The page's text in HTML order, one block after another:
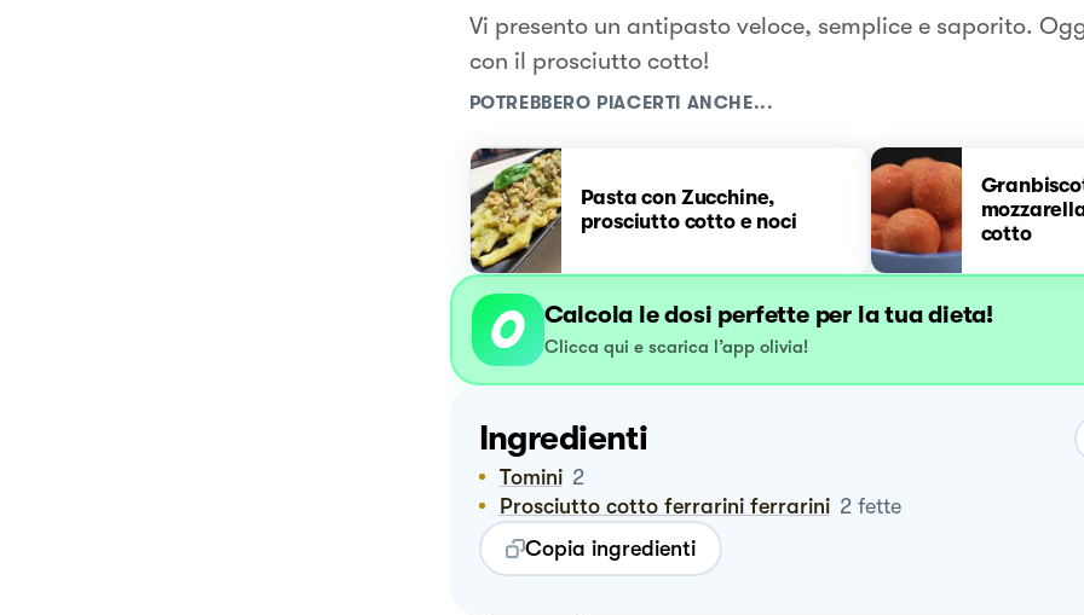
Vi presento un antipasto veloce, semplice e saporito.
con il prosciutto cotto!
POTREBBERO PIACERTI ANCHE...
Pasta con Zucchine,
prosciutto cotto e noci
cotto
Calcola le dosi perfette per la tua dieta!
Clicca qui e scarica l’app olivia!
Ingredienti
Tomini 2
Prosciutto cotto ferrarini ferrarini 2 fette
Copia ingredienti